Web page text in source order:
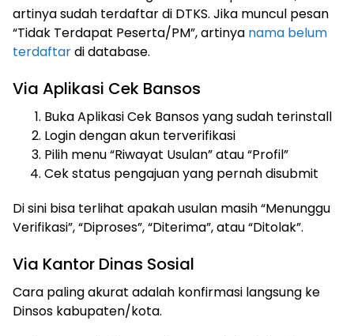
artinya sudah terdaftar di DTKS. Jika muncul pesan
“Tidak Terdapat Peserta/PM”, artinya nama belum
terdaftardi database.
Via Aplikasi Cek Bansos
Buka Aplikasi Cek Bansos yang sudah terinstall
Login dengan akun terverifikasi
Pilih menu “Riwayat Usulan” atau “Profil”
Cek status pengajuan yang pernah disubmit
Di sini bisa terlihat apakah usulan masih “Menunggu
Verifikasi”, “Diproses”, “Diterima”, atau “Ditolak”.
Via Kantor Dinas Sosial
Cara paling akurat adalah konfirmasi langsung ke
Dinsos kabupaten/kota.